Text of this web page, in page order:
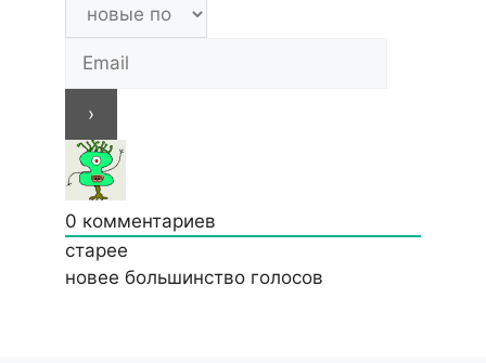
0 комментариев
старее
новее большинство голосов